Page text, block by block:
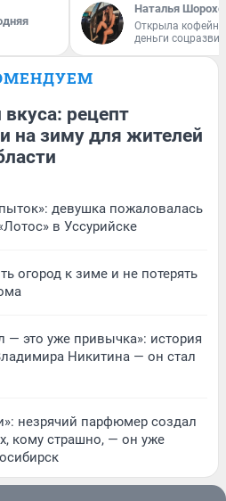
Наталья
Открыла
деньги
рецепт
на зиму для жителей
девушка пожаловалась
в Уссурийске
огород к зиме и не потерять
— это уже привычка»: история
Никитина — он стал
незрячий парфюмер создал
кому страшно, — он уже